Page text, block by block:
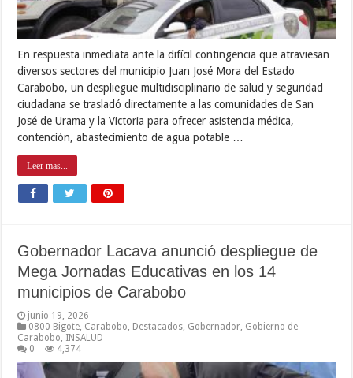
En respuesta inmediata ante la difícil contingencia que atraviesan
diversos sectores del municipio Juan José Mora del Estado
Carabobo, un despliegue multidisciplinario de salud y seguridad
ciudadana se trasladó directamente a las comunidades de San
José de Urama y la Victoria para ofrecer asistencia médica,
contención, abastecimiento de agua potable …
Leer mas...
Gobernador Lacava anunció despliegue de
Mega Jornadas Educativas en los 14
municipios de Carabobo
junio 19, 2026
0800 Bigote, Carabobo, Destacados, Gobernador, Gobierno de
Carabobo, INSALUD
0
4,374